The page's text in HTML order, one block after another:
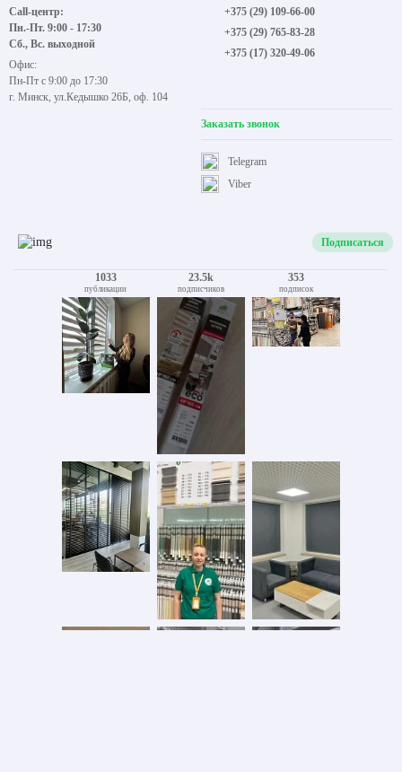
Call-центр:
Пн.-Пт. 9:00 - 17:30
Сб., Вс. выходной
Офис:
Пн-Пт с 9:00 до 17:30
г. Минск, ул.Кедышко 26Б, оф. 104
+375 (29) 109-66-00
+375 (29) 765-83-28
+375 (17) 320-49-06
Заказать звонок
Viber
Telegram
Подписаться
1033
публикации
23.5k
подписчиков
353
подписок